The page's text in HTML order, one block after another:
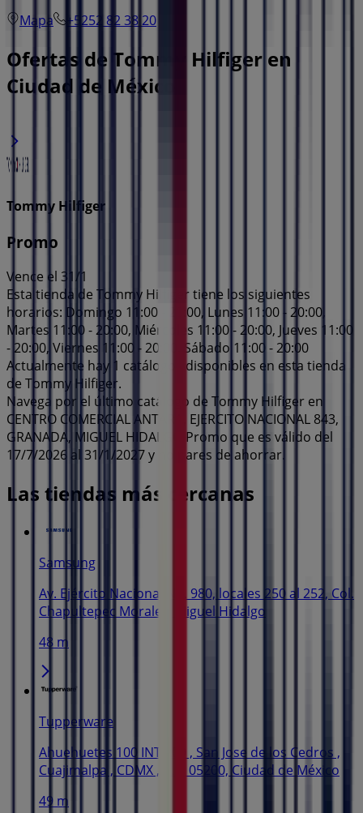
Mapa
+5252 82 38 20
Ofertas de Tommy Hilfiger en
Ciudad de México
Tommy Hilfiger
Promo
Vence el 31/1
Esta tienda de Tommy Hilfiger tiene los siguientes
horarios: Domingo 11:00 - 20:00, Lunes 11:00 - 20:00,
Martes 11:00 - 20:00, Miércoles 11:00 - 20:00, Jueves 11:00
- 20:00, Viernes 11:00 - 20:00, Sábado 11:00 - 20:00
Actualmente hay 1 catálogos disponibles en esta tienda
de Tommy Hilfiger.
Navega por el último catálogo de Tommy Hilfiger en
CENTRO COMERCIAL ANTARA, EJERCITO NACIONAL 843,
GRANADA, MIGUEL HIDALGO Promo que es válido del
17/7/2026 al 31/1/2027 y no pares de ahorrar.
Las tiendas más cercanas
Samsung
Av. Ejército Nacional No. 980, locales 250 al 252, Col.
Chapultepec Morales, Miguel Hidalgo
48 m
Tupperware
Ahuehuetes 100 INT 209 , San Jose de los Cedros ,
Cuajimalpa , CDMX , C.P. 05200, Ciudad de México
49 m